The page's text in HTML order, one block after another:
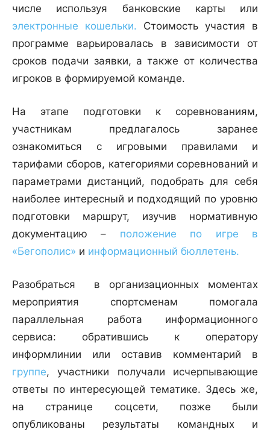
числе используя банковские карты или
электронные кошельки. Стоимость участия в
программе варьировалась в зависимости от
сроков подачи заявки, а также от количества
игроков в формируемой команде.
На этапе подготовки к соревнованиям,
участникам предлагалось заранее
ознакомиться с игровыми правилами и
тарифами сборов, категориями соревнований и
параметрами дистанций, подобрать для себя
наиболее интересный и подходящий по уровню
подготовки маршрут, изучив нормативную
документацию – положение по игре в
«Бегополис» и информационный бюллетень.
Разобраться в организационных моментах
мероприятия спортсменам помогала
параллельная работа информационного
сервиса: обратившись к оператору
информлинии или оставив комментарий в
группе, участники получали исчерпывающие
ответы по интересующей тематике. Здесь же,
на странице соцсети, позже были
опубликованы результаты командных и